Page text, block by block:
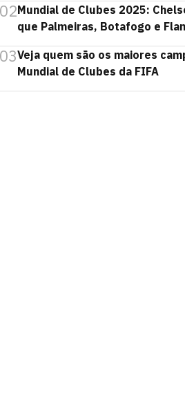
02Mundial de Clubes 2025:
que Palmeiras, Botafogo e
03Veja quem são os maiores
Mundial de Clubes da FIFA